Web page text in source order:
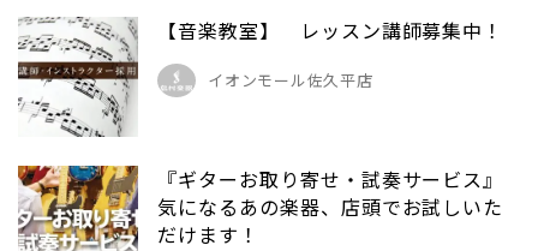
【音楽教室】 レッスン講師募集中！
イオンモール佐久平店
『ギターお取り寄せ・試奏サービス』
気になるあの楽器、店頭でお試しいた
だけます！